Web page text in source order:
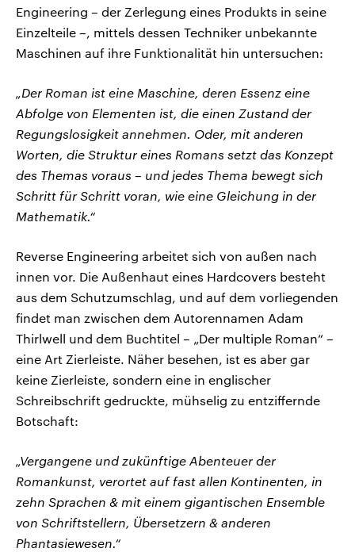
Engineering – der Zerlegung eines Produkts in seine
Einzelteile –, mittels dessen Techniker unbekannte
Maschinen auf ihre Funktionalität hin untersuchen:
„Der Roman ist eine Maschine, deren Essenz eine
Abfolge von Elementen ist, die einen Zustand der
Regungslosigkeit annehmen. Oder, mit anderen
Worten, die Struktur eines Romans setzt das Konzept
des Themas voraus – und jedes Thema bewegt sich
Schritt für Schritt voran, wie eine Gleichung in der
Mathematik.“
Reverse Engineering arbeitet sich von außen nach
innen vor. Die Außenhaut eines Hardcovers besteht
aus dem Schutzumschlag, und auf dem vorliegenden
findet man zwischen dem Autorennamen Adam
Thirlwell und dem Buchtitel – „Der multiple Roman“ –
eine Art Zierleiste. Näher besehen, ist es aber gar
keine Zierleiste, sondern eine in englischer
Schreibschrift gedruckte, mühselig zu entziffernde
Botschaft:
„Vergangene und zukünftige Abenteuer der
Romankunst, verortet auf fast allen Kontinenten, in
zehn Sprachen & mit einem gigantischen Ensemble
von Schriftstellern, Übersetzern & anderen
Phantasiewesen.“